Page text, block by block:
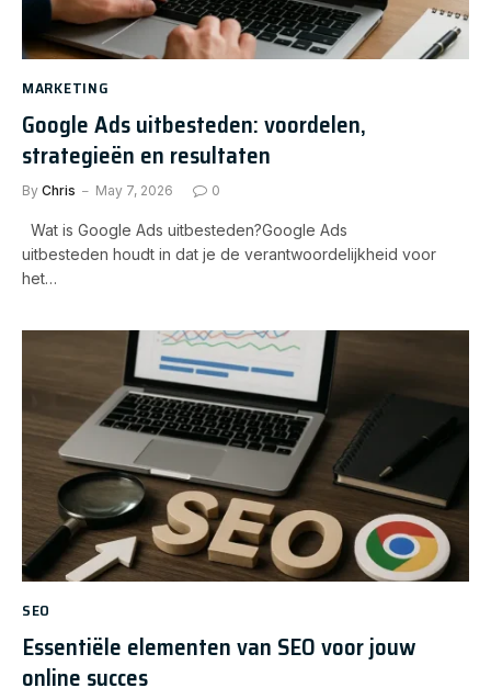
MARKETING
Google Ads uitbesteden: voordelen,
strategieën en resultaten
By Chris May 7, 2026 0
Wat is Google Ads uitbesteden?Google Ads
uitbesteden houdt in dat je de verantwoordelijkheid voor
het…
SEO
Essentiële elementen van SEO voor jouw
online succes